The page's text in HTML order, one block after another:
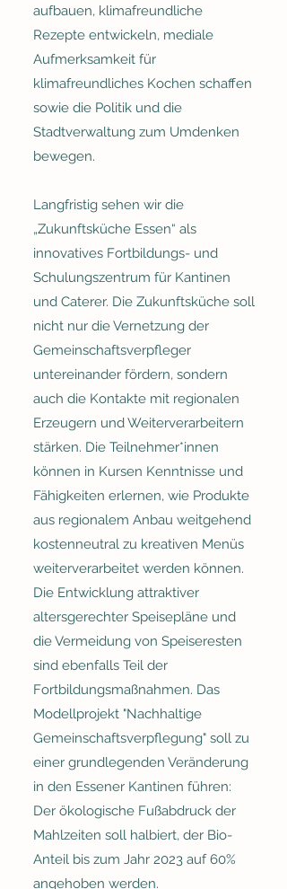
aufbauen, klimafreundliche
Rezepte entwickeln, mediale
Aufmerksamkeit für
klimafreundliches Kochen schaffen
sowie die Politik und die
Stadtverwaltung zum Umdenken
bewegen.
Langfristig sehen wir die
„Zukunftsküche Essen“ als
innovatives Fortbildungs- und
Schulungszentrum für Kantinen
und Caterer. Die Zukunftsküche soll
nicht nur die Vernetzung der
Gemeinschaftsverpfleger
untereinander fördern, sondern
auch die Kontakte mit regionalen
Erzeugern und Weiterverarbeitern
stärken. Die Teilnehmer*innen
können in Kursen Kenntnisse und
Fähigkeiten erlernen, wie Produkte
aus regionalem Anbau weitgehend
kostenneutral zu kreativen Menüs
weiterverarbeitet werden können.
Die Entwicklung attraktiver
altersgerechter Speisepläne und
die Vermeidung von Speiseresten
sind ebenfalls Teil der
Fortbildungsmaßnahmen. Das
Modellprojekt "Nachhaltige
Gemeinschaftsverpflegung" soll zu
einer grundlegenden Veränderung
in den Essener Kantinen führen:
Der ökologische Fußabdruck der
Mahlzeiten soll halbiert, der Bio-
Anteil bis zum Jahr 2023 auf 60%
angehoben werden.